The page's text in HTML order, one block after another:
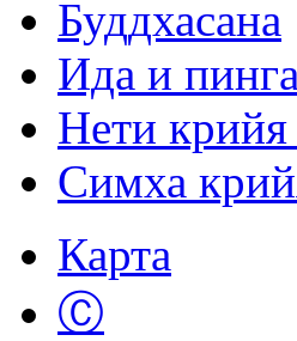
Буддхасана
Ида и
Нети
Симха
Карта
Ⓒ